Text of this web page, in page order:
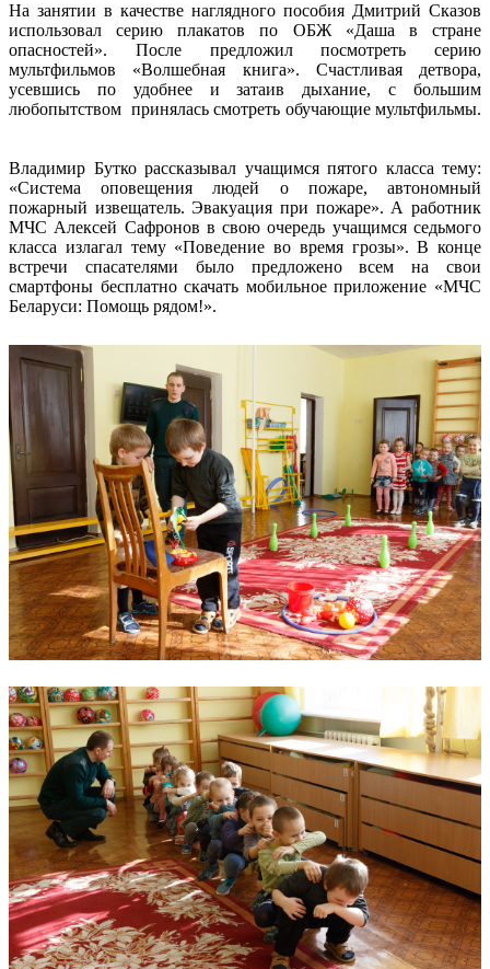
На занятии в качестве наглядного пособия Дмитрий Сказов
использовал серию плакатов по ОБЖ «Даша в стране
опасностей». После предложил посмотреть серию
мультфильмов «Волшебная книга». Счастливая детвора,
усевшись по удобнее и затаив дыхание, с большим
любопытством принялась смотреть обучающие мультфильмы.
Владимир Бутко рассказывал учащимся пятого класса тему:
«Система оповещения людей о пожаре, автономный
пожарный извещатель. Эвакуация при пожаре». А работник
МЧС Алексей Сафронов в свою очередь учащимся седьмого
класса излагал тему «Поведение во время грозы». В конце
встречи спасателями было предложено всем на свои
смартфоны бесплатно скачать мобильное приложение «МЧС
Беларуси: Помощь рядом!».